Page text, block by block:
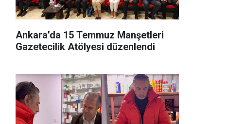
Ankara’da 15 Temmuz Manşetleri
Gazetecilik Atölyesi düzenlendi